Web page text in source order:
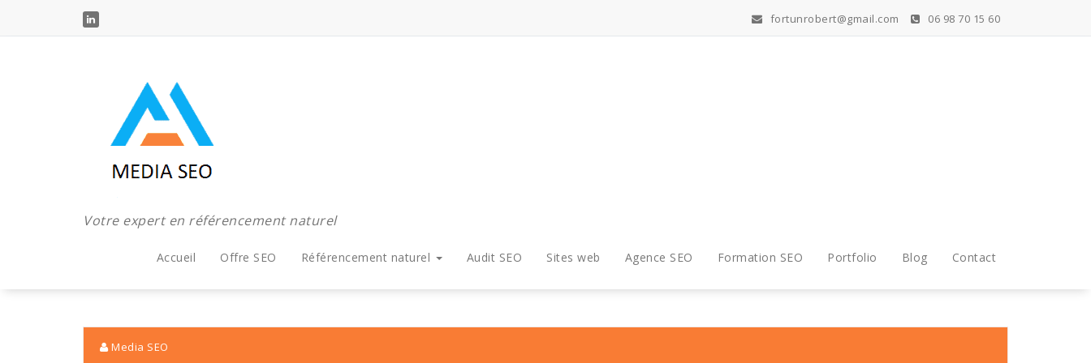
contenu
fortunrobert@gmail.com 06 98 70 15 60
Votre expert en référencement naturel
Accueil Offre SEO Référencement naturel Audit SEO Sites web Agence SEO Formation SEO Portfolio Blog Contact
Media SEO